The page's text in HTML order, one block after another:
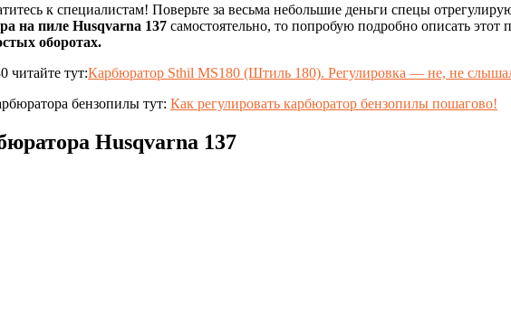
к специалистам! Поверьте за весьма небольшие деньги спецы
на пиле Husqvarna 137 самостоятельно, то попробую подробно описать
оборотах.
читайте тут:Карбюратор Sthil MS180 (Штиль 180). Регулировка — не, не
бензопилы тут: Как регулировать карбюратор бензопилы пошагово!
Husqvarna 137